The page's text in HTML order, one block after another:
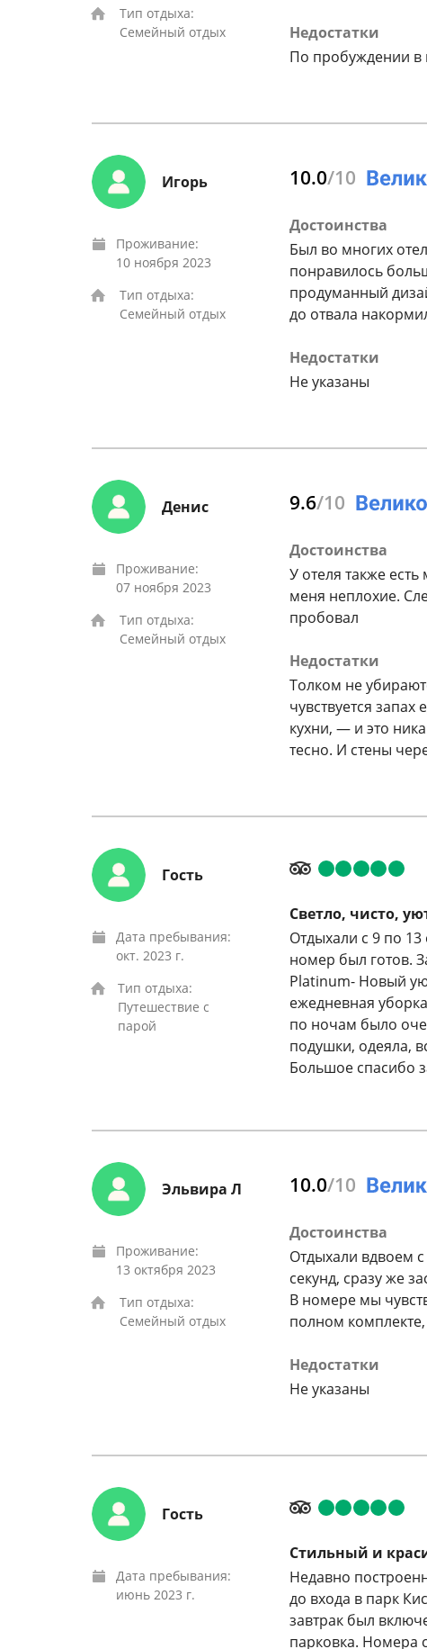
Тип отдыха:
Семейный отдых
Недостатки
По пробуждении в
Игорь
Проживание:
10 ноября 2023
Тип отдыха:
Семейный отдых
10.0/10
Достоинства
Был во многих
понравилось
продуманный
до отвала
Недостатки
Не указаны
Денис
Проживание:
07 ноября 2023
Тип отдыха:
Семейный отдых
9.6/10
Достоинства
У отеля также
меня неплохие.
пробовал
Недостатки
Толком не
чувствуется
кухни, — и это
тесно. И стены
Гость
Дата пребывания:
окт. 2023 г.
Тип отдыха:
Путешествие с
парой
Светло, чисто,
Отдыхали с 9 по 13
номер был готов.
Platinum- Новый
ежедневная
по ночам было
подушки, одеяла,
Большое спасибо
Эльвира Л
Проживание:
13 октября 2023
Тип отдыха:
Семейный отдых
10.0/10
Достоинства
Отдыхали вдвоем
секунд, сразу же
В номере мы
полном
Недостатки
Не указаны
Гость
Дата пребывания:
июнь 2023 г.
Стильный и
Недавно
до входа в парк
завтрак был
парковка. Номера